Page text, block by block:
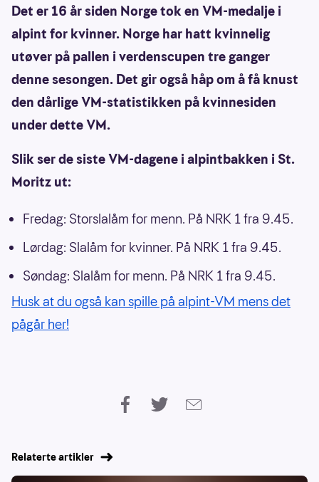
Det er 16 år siden Norge tok en VM-medalje i
alpint for kvinner. Norge har hatt kvinnelig
utøver på pallen i verdenscupen tre ganger
denne sesongen. Det gir også håp om å få knust
den dårlige VM-statistikken på kvinnesiden
under dette VM.
Slik ser de siste VM-dagene i alpintbakken i St.
Moritz ut:
Fredag: Storslalåm for menn. På NRK 1 fra 9.45.
Lørdag: Slalåm for kvinner. På NRK 1 fra 9.45.
Søndag: Slalåm for menn. På NRK 1 fra 9.45.
Husk at du også kan spille på alpint-VM mens det
pågår her!
Relaterte artikler